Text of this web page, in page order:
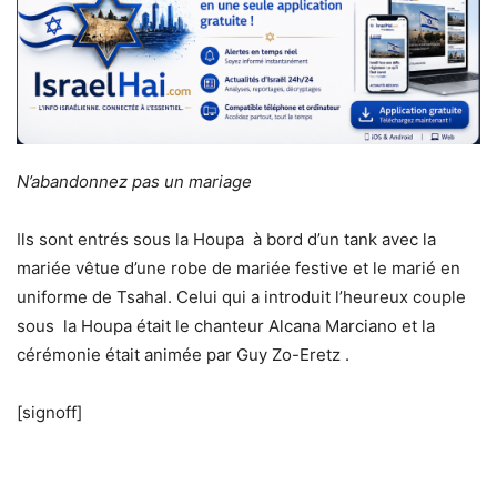
N’abandonnez pas un mariage
Ils sont entrés sous la Houpa à bord d’un tank avec la
mariée vêtue d’une robe de mariée festive et le marié en
uniforme de Tsahal. Celui qui a introduit l’heureux couple
sous la Houpa était le chanteur Alcana Marciano et la
cérémonie était animée par Guy Zo-Eretz .
[signoff]